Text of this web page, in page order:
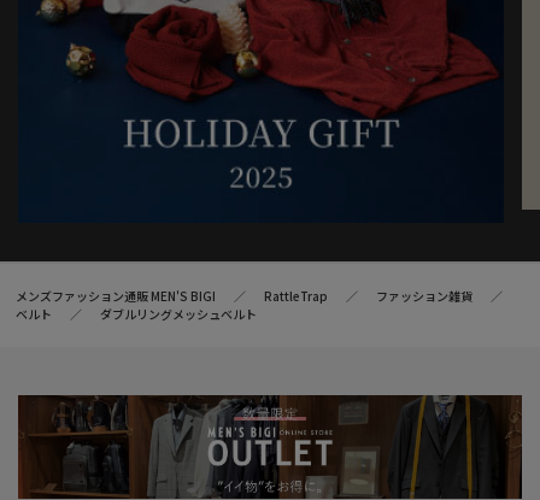
メンズファッション通販 MEN'S BIGI RattleTrap
ファッション雑貨
ベルト
ダブルリングメッシュベルト